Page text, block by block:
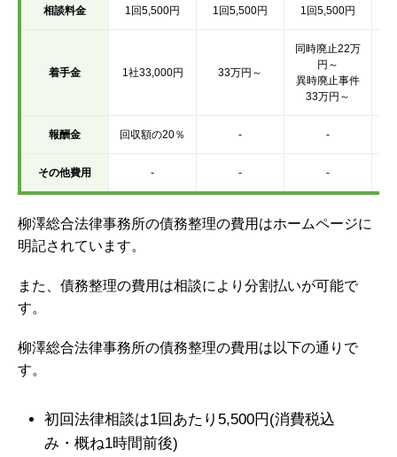
相談料金 1回5,500円 1回5,500円 1回5,500円
着手金 1社33,000円 33万円～
同時廃止22万
円～
異時廃止事件
33万円～
報酬金 回収額の20％ - -
その他費用 - - -
柳澤総合法律事務所の債務整理の費用はホームページに
明記されています。
また、債務整理の費用は相談により分割払いが可能で
す。
柳澤総合法律事務所の債務整理の費用は以下の通りで
す。
初回法律相談は1回あたり5,500円(消費税込
み・概ね1時間前後)